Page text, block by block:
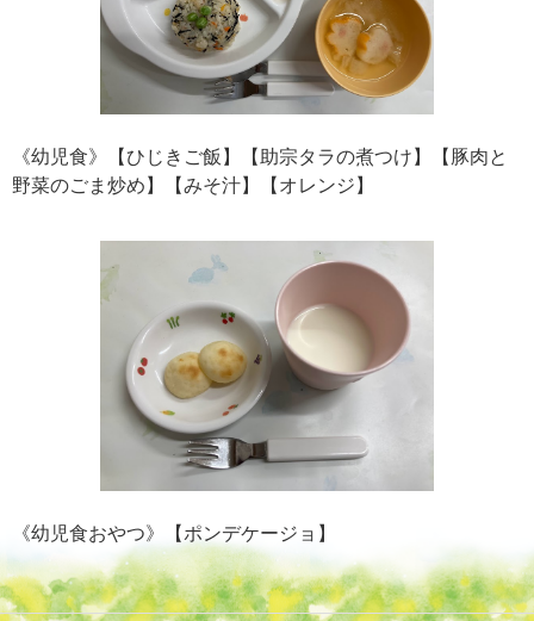
《幼児食》【ひじきご飯】【助宗タラの煮つけ】【豚肉と
野菜のごま炒め】【みそ汁】【オレンジ】
《幼児食おやつ》【ポンデケージョ】